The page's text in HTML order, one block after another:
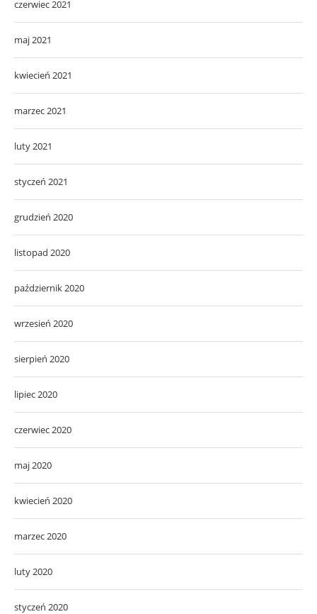
czerwiec 2021
maj 2021
kwiecień 2021
marzec 2021
luty 2021
styczeń 2021
grudzień 2020
listopad 2020
październik 2020
wrzesień 2020
sierpień 2020
lipiec 2020
czerwiec 2020
maj 2020
kwiecień 2020
marzec 2020
luty 2020
styczeń 2020